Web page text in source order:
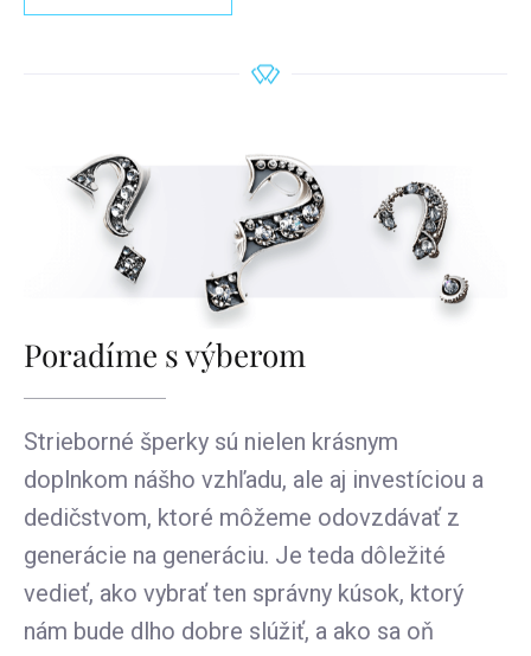
Poradíme s výberom
Strieborné šperky sú nielen krásnym
doplnkom nášho vzhľadu, ale aj investíciou a
dedičstvom, ktoré môžeme odovzdávať z
generácie na generáciu. Je teda dôležité
vedieť, ako vybrať ten správny kúsok, ktorý
nám bude dlho dobre slúžiť, a ako sa oň